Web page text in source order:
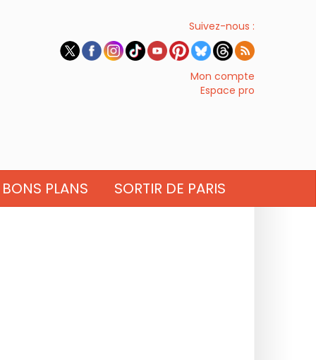
Suivez-nous :
Mon compte
Espace pro
BONS PLANS SORTIR DE PARIS